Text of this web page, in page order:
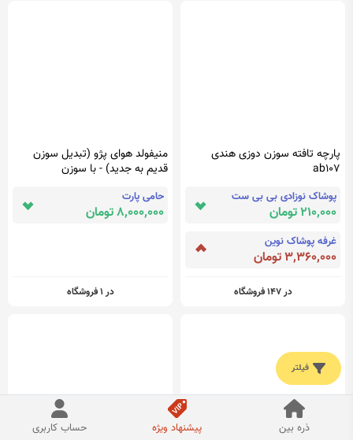
پارچه تافته سوزن دوزی هندی
ab107
پوشاک نوزادی بی بی ست
210,000 تومان
غرفه پوشاک نوین
3,360,000 تومان
در 147 فروشگاه
منیفولد هوای پژو (تبدیل سوزن
قدیم به جدید) - با سوزن
حامی پارت
8,000,000 تومان
در 1 فروشگاه
فیلتر
ذره بین پیشنهاد ویژه حساب کاربری